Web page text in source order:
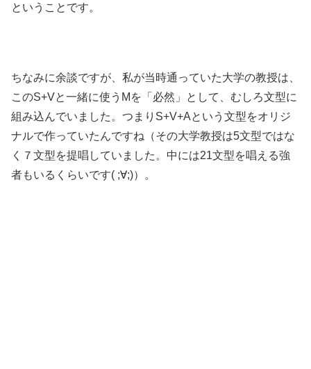
ということです。
ちなみに余談ですが、私が当時通っていた大学の教授は、
このS+Vと一緒に使うMを「必然」として、むしろ文型に
組み込んでいました。つまりS+V+Aという文型をオリジ
ナルで作っていたんですね（その大学教授は5文型ではな
く７文型を提唱していました。中には21文型を唱える強
者もいるくらいです( ;∀;)）。